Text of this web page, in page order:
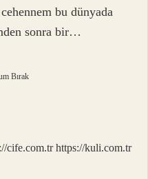
bu dünyada
sonra bir…
Bırak
cife.com.tr https://kuli.com.tr